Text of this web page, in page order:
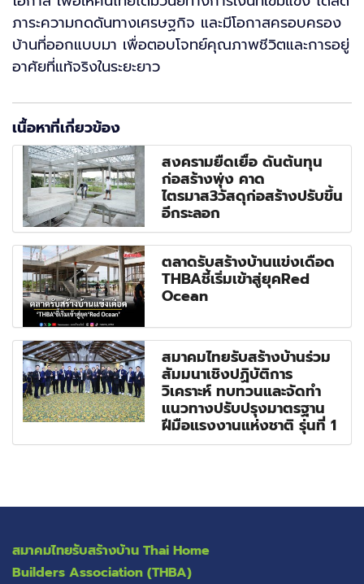
ภาระความกดดันทางเศรษฐกิจ และมีโอกาสครอบครอง
บ้านที่ออกแบบมา เพื่อตอบโจทย์คุณภาพชีวิตและการอยู่
อาศัยที่แท้จริงในระยะยาว
เนื้อหาที่เกี่ยวข้อง
สงครามยืดเยื้อ ดันต้นทุน
ก่อสร้างพุ่ง คาด
ไตรมาส3วัสดุก่อสร้างปรับขึ้น
อีกระลอก
ตลาดรับสร้างบ้านแข่งเดือด
THBAชี้เริ่มเข้าสู่ยุคRed
Ocean
สมาคมไทยรับสร้างบ้านร่วม
สัมมนาเชิงปฏิบัติการ
วิเคราะห์ ทบทวนและจัดทำ
แนวทางปรับปรุงมาตรฐาน
ฝีมือแรงงานแห่งชาติ รุ่นที่ 1
สมาคมไทยรับสร้างบ้าน Thai Home
Builders Association (THBA)